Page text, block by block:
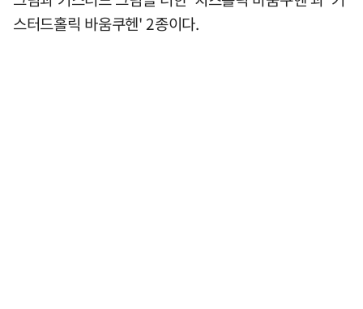
스터드홀릭 바움쿠헨' 2종이다.